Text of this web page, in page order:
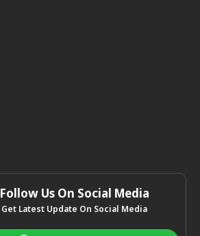
Follow Us On Social Media
Get Latest Update On Social Media